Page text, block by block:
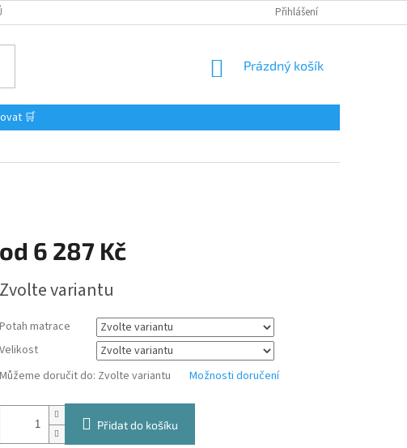
Přihlášení
NÁKUPNÍ
Prázdný košík
🛒
od 6 287 Kč
cena:
Zvolte variantu
Potah matrace
Velikost
Můžeme doručit do: Zvolte variantu Možnosti doručení
Přidat do košíku